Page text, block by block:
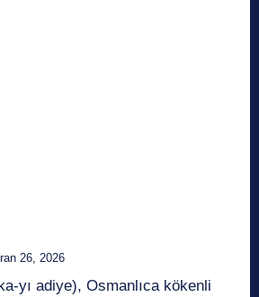
26, 2026
yı adiye), Osmanlıca kökenli